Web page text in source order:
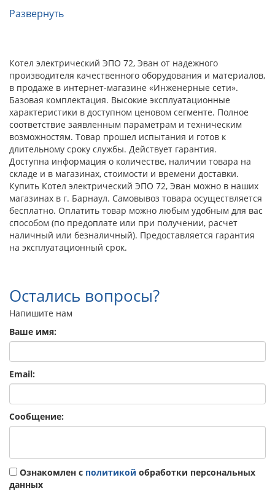
Развернуть
Котел электрический ЭПО 72, Эван от надежного
производителя качественного оборудования и материалов,
в продаже в интернет-магазине «Инженерные сети».
Базовая комплектация. Высокие эксплуатационные
характеристики в доступном ценовом сегменте. Полное
соответствие заявленным параметрам и техническим
возможностям. Товар прошел испытания и готов к
длительному сроку службы. Действует гарантия.
Доступна информация о количестве, наличии товара на
складе и в магазинах, стоимости и времени доставки.
Купить Котел электрический ЭПО 72, Эван можно в наших
магазинах в г. Барнаул. Самовывоз товара осуществляется
бесплатно. Оплатить товар можно любым удобным для вас
способом (по предоплате или при получении, расчет
наличный или безналичный). Предоставляется гарантия
на эксплуатационный срок.
Остались вопросы?
Напишите нам
Ваше имя:
Email:
Сообщение:
Ознакомлен с политикой обработки персональных
данных